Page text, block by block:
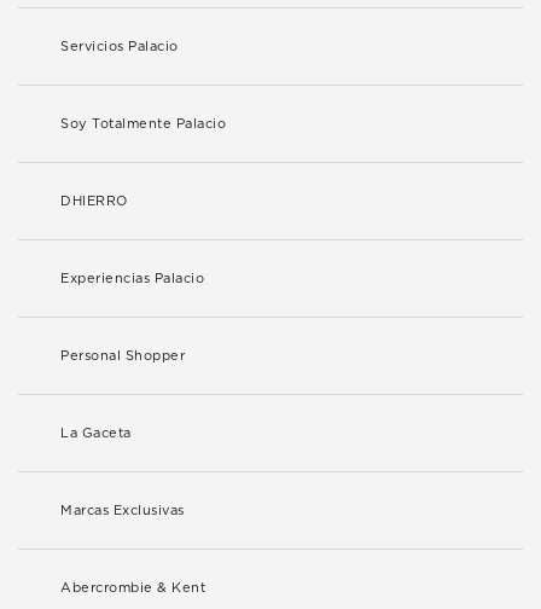
Servicios Palacio
Soy Totalmente Palacio
DHIERRO
Experiencias Palacio
Personal Shopper
La Gaceta
Marcas Exclusivas
Abercrombie & Kent